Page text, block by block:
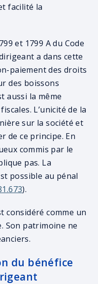
facilité la
et 1799 A du Code
a dans cette
paiement des droits
des boissons
aussi la même
L’unicité de la
sur la société et
de ce principe. En
commis par le
pas. La
possible au pénal
).
considéré comme un
Son patrimoine ne
du bénéfice